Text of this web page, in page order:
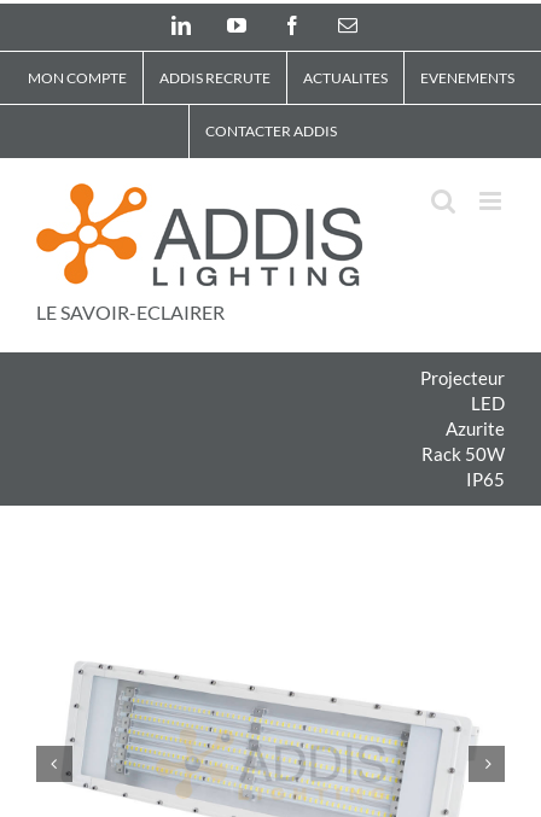
LinkedInYouTube FacebookEmail
MON COMPTE ADDIS RECRUTE ACTUALITES EVENEMENTS
CONTACTER ADDIS
LE SAVOIR-ECLAIRER
Projecteur
LED
Azurite
Rack 50W
IP65